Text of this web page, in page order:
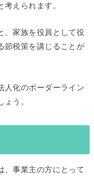
えられます。
、家族を役員として役
節税策を講じることが
人化のボーダーライン
う。
、事業主の方にとって